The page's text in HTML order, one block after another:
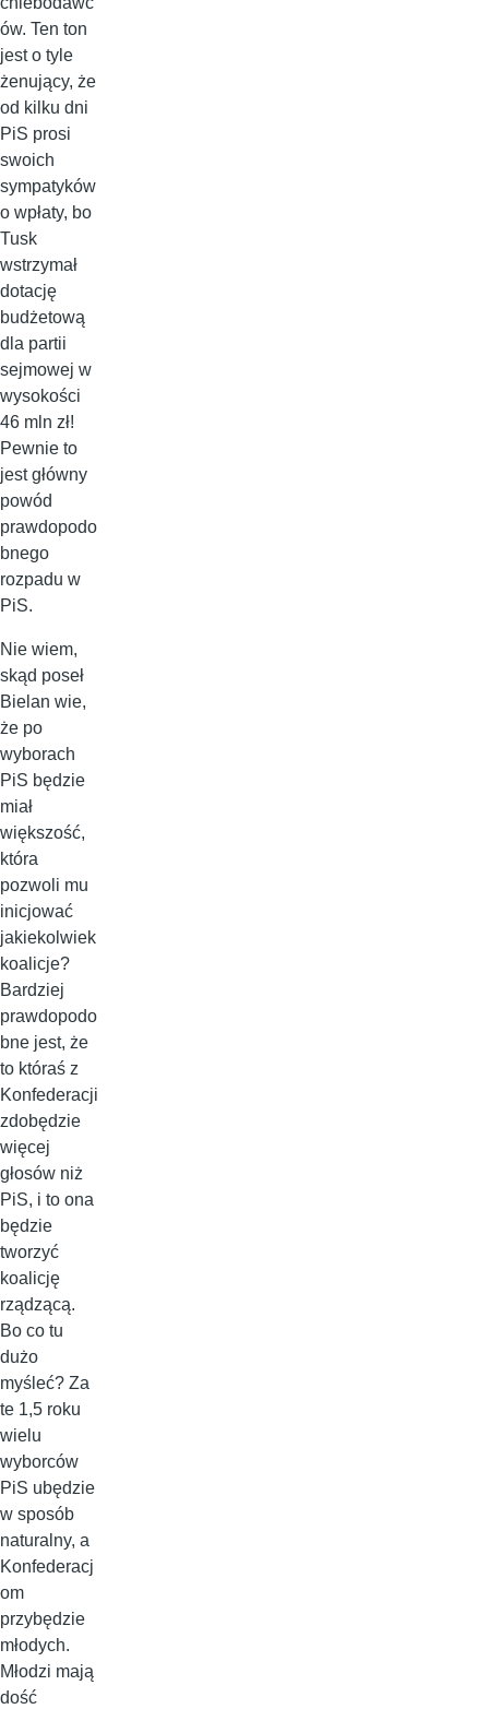
ów. Ten ton
jest o tyle
żenujący, że
od kilku dni
PiS prosi
swoich
sympatyków
o wpłaty, bo
Tusk
wstrzymał
dotację
budżetową
dla partii
sejmowej w
wysokości
46 mln zł!
Pewnie to
jest główny
powód
prawdopodo
bnego
rozpadu w
PiS.
Nie wiem,
skąd poseł
Bielan wie,
że po
wyborach
PiS będzie
miał
większość,
która
pozwoli mu
inicjować
jakiekolwiek
koalicje?
Bardziej
prawdopodo
bne jest, że
to któraś z
Konfederacji
zdobędzie
więcej
głosów niż
PiS, i to ona
będzie
tworzyć
koalicję
rządzącą.
Bo co tu
dużo
myśleć? Za
te 1,5 roku
wielu
wyborców
PiS ubędzie
w sposób
naturalny, a
Konfederacj
om
przybędzie
młodych.
Młodzi mają
dość